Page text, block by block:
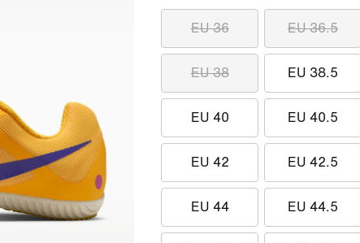
EU 36 EU 36.5
EU 38 EU 38.5
EU 40 EU 40.5
EU 42 EU 42.5
EU 44 EU 44.5